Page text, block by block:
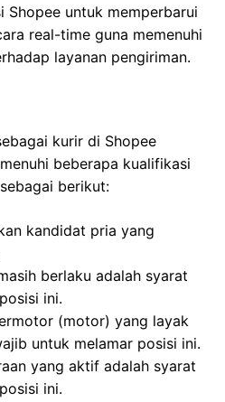
Shopee untuk memperbarui
real-time guna memenuhi
layanan pengiriman.
kurir di Shopee
beberapa kualifikasi
berikut:
kandidat pria yang
berlaku adalah syarat
ini.
(motor) yang layak
untuk melamar posisi ini.
yang aktif adalah syarat
ini.